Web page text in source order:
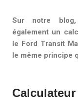
Sur notre
également un
le Ford Transit
le même principe